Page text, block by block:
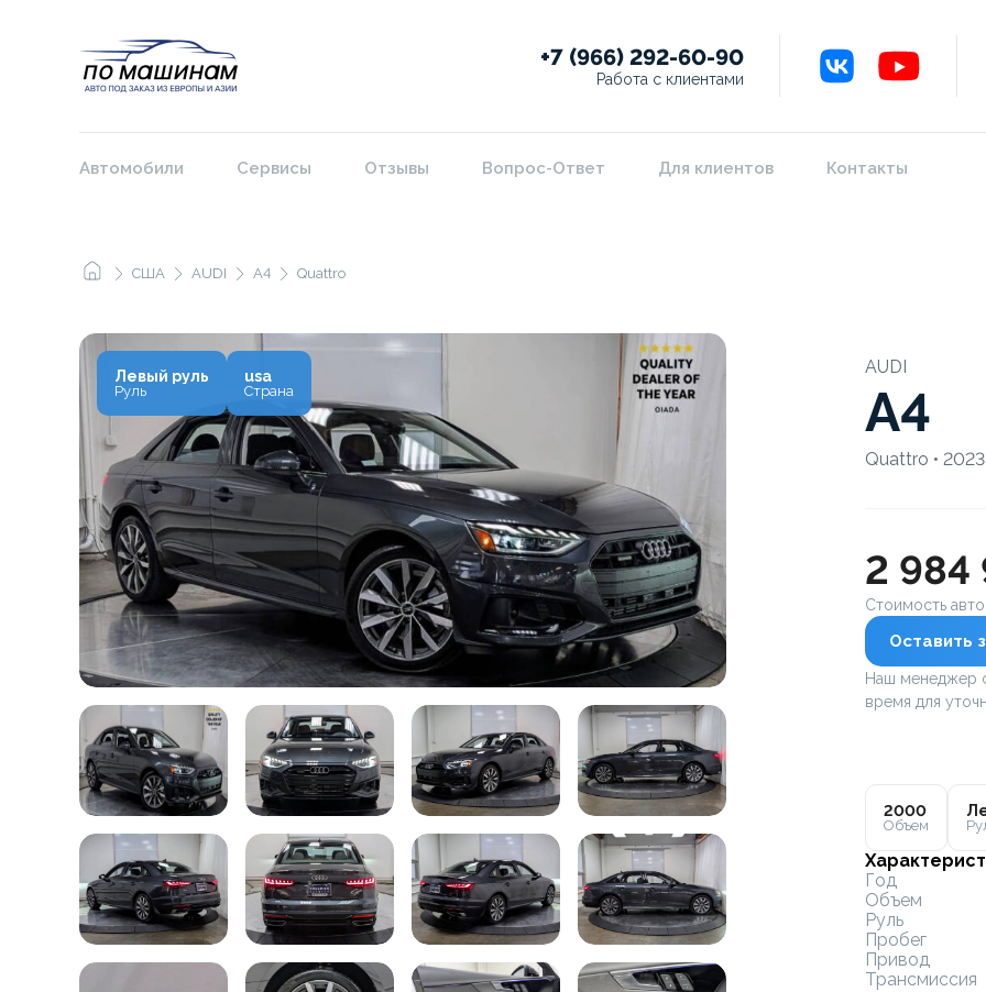
+7 (966) 292-60-90
Работа с клиентами
Автомобили Сервисы Отзывы Вопрос-Ответ Для клиентов Контакты
США AUDI A4 Quattro
AUDI
A4
Quattro •
Левый руль
Руль
usa
Страна
2 984
Стоимость
Оставить
Наш менеджер
время для
2000
Объем
Год
Объем
Руль
Пробег
Привод
Трансмиссия